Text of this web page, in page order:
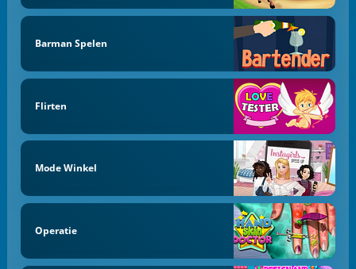
Barman Spelen
Flirten
Mode Winkel
Operatie